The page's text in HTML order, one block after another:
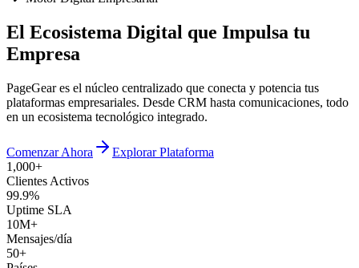
El Ecosistema Digital que Impulsa tu
Empresa
PageGear es el núcleo centralizado que conecta y potencia tus
plataformas empresariales. Desde CRM hasta comunicaciones, todo
en un ecosistema tecnológico integrado.
Comenzar Ahora
Explorar Plataforma
1,000+
Clientes Activos
99.9%
Uptime SLA
10M+
Mensajes/día
50+